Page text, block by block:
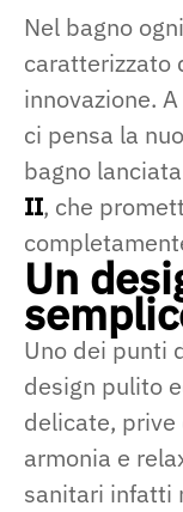
Nel bagno
caratterizzato
innovazione.
ci pensa la
bagno
II, che
Un
Uno dei punti
design pulito
delicate, prive
armonia e
sanitari infatti